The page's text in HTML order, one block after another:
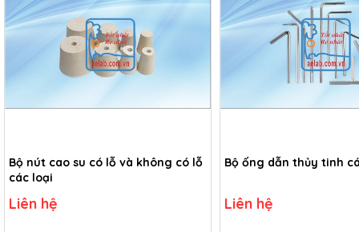
Bộ nút cao su có lỗ và không có lỗ
các loại
Liên hệ
Bộ ống dẫn thủy tinh
Liên hệ